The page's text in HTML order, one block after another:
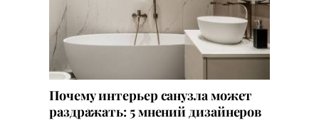
Почему интерьер санузла может
раздражать: 5 мнений дизайнеров